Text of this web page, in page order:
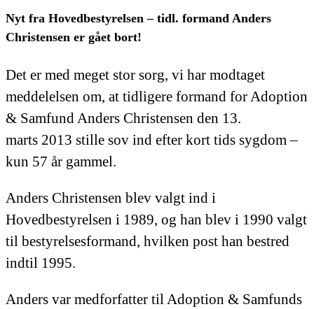
Nyt fra Hovedbestyrelsen – tidl. formand Anders
Christensen er gået bort!
Det er med meget stor sorg, vi har modtaget
meddelelsen om, at tidligere formand for Adoption
& Samfund Anders Christensen den 13.
marts 2013 stille sov ind efter kort tids sygdom –
kun 57 år gammel.
Anders Christensen blev valgt ind i
Hovedbestyrelsen i 1989, og han blev i 1990 valgt
til bestyrelsesformand, hvilken post han bestred
indtil 1995.
Anders var medforfatter til Adoption & Samfunds